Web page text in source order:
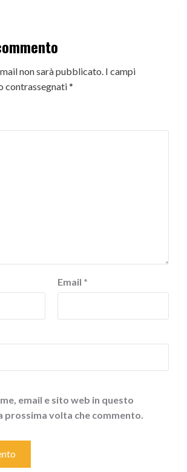
non sarà pubblicato. I campi
contrassegnati*
Email *
email e sito web in questo
prossima volta che commento.